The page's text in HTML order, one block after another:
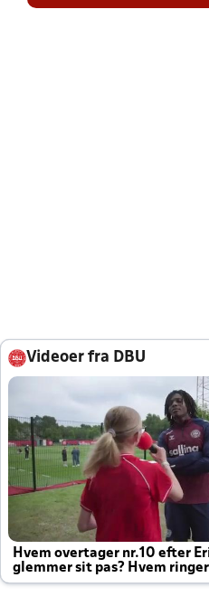
Videoer fra DBU
Hvem overtager nr.10 efter
glemmer sit pas? Hvem
altid til efter kampe?